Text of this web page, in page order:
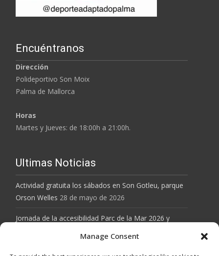
Manage Consent
Encuéntranos
Dirección
Polideportivo Son Moix
Palma de Mallorca
Horas
Martes y Jueves: de 18:00h a 21:00h.
Ultimas Noticias
Actividad gratuita los sábados en Son Gotleu, parque
Orson Welles 28 de mayo de 2026
Jornada de la accesibilidad Parc de la Mar 2026 y
28 de mayo de 2026